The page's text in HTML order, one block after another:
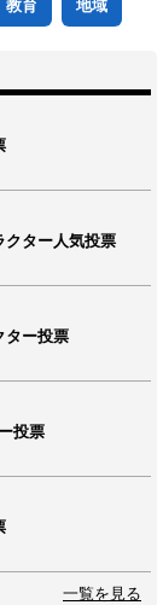
教育 地域
クター人気投票
ター投票
投票
一覧を見る